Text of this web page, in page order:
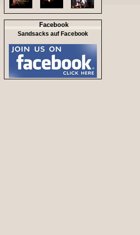
Facebook
Sandsacks auf Facebook